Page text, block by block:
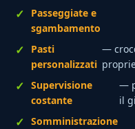
Passeggiate e
sgambamento
Pasti
personalizzati
—
Supervisione
costante
—
il
Somministrazione